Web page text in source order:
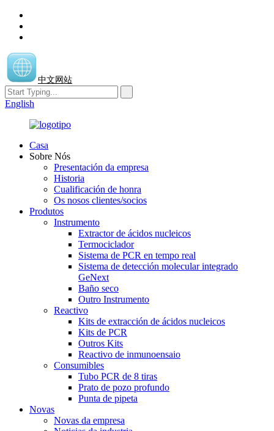
中文网站
English
Casa
Sobre Nós
Presentación da empresa
Historia
Cualificación de honra
Os nosos clientes/socios
Produtos
Instrumento
Extractor de ácidos nucleicos
Termociclador
Sistema de PCR en tempo real
Sistema de detección molecular integrado
GeNext
Baño seco
Outro Instrumento
Reactivo
Kits de extracción de ácidos nucleicos
Kits de PCR
Outros Kits
Reactivo de inmunoensaio
Consumibles
Tubo PCR de 8 tiras
Prato de pozo profundo
Punta de pipeta
Novas
Novas da empresa